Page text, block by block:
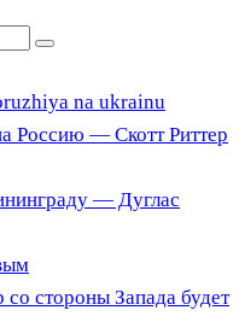
Россию — Скотт Риттер
— Дуглас
стороны Запада будет